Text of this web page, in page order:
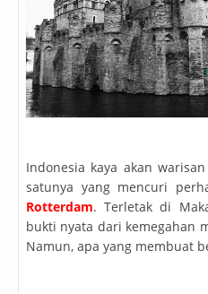
Indonesia kaya akan
satunya yang mencuri
Rotterdam. Terletak di
bukti nyata dari kemegahan
Namun, apa yang membuat